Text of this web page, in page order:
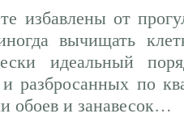
избавлены от
вычищать
идеальный
разбросанных по
обоев и занавесок…